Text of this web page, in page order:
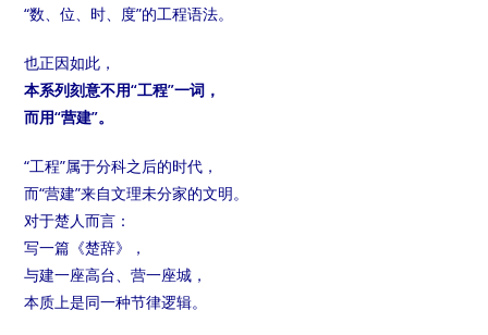
“数、位、时、度”的工程语法。
也正因如此，
本系列刻意不用“工程”一词，
而用“营建”。
“工程”属于分科之后的时代，
而“营建”来自文理未分家的文明。
对于楚人而言：
写一篇《楚辞》，
与建一座高台、营一座城，
本质上是同一种节律逻辑。